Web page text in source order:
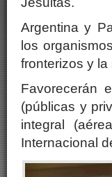
Argentina y
los
fronterizos y
Favorecerán
(públicas y
integral
Internacional